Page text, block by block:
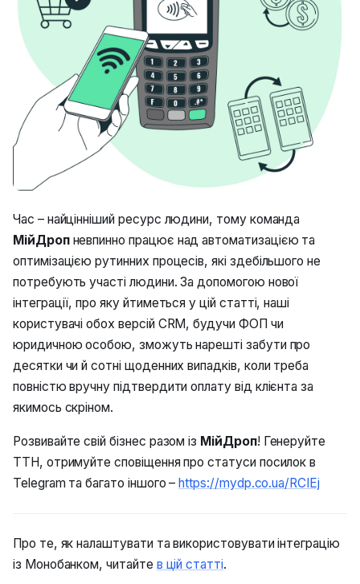
л
я
п
ш
у
у
/ інвентаризація
Мультисклад
Бронювання товарів
Індивідуальні знижки
Подача замовлень зі
своєю ТТН
Оптові замовлення
Скасувати замовлення
Експорт товарів
Зміна даних та реквізитів
Додати своїх
постачальників
SMS-розсилка
Viber-розсилка
Час – найцінніший ресурс людини, тому команда
МійДропневпинно працює над автоматизацією та
оптимізацією рутинних процесів, які здебільшого не
потребують участі людини. За допомогою нової
інтеграції, про яку йтиметься у цій статті, наші
користувачі обох версій CRM, будучи ФОП чи
юридичною особою, зможуть нарешті забути про
десятки чи й сотні щоденних випадків, коли треба
повністю вручну підтвердити оплату від клієнта за
якимось скріном.
Розвивайте свій бізнес разом із МійДроп! Генеруйте
ТТН, отримуйте сповіщення про статуси посилок в
Telegram та багато іншого –https://mydp.co.ua/RCIEj
Про те, як налаштувати та використовувати інтеграцію
із Монобанком, читайте в цій статті.